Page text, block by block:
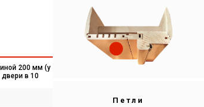
200 мм (у
двери в 10
Петли